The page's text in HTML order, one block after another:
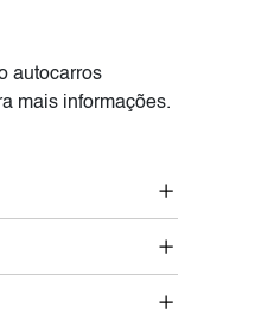
autocarros
mais informações.